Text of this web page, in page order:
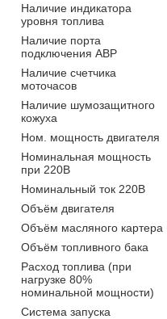
Наличие индикатора
уровня топлива
Наличие порта
подключения АВР
Наличие счетчика
моточасов
Наличие шумозащитного
кожуха
Ном. мощность двигателя
Номинальная мощность
при 220В
Номинальный ток 220В
Объём двигателя
Объём масляного картера
Объём топливного бака
Расход топлива (при
нагрузке 80%
номинальной мощности)
Система запуска